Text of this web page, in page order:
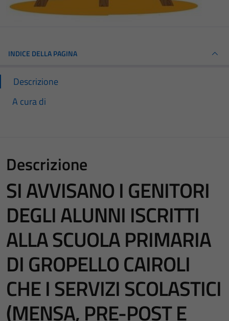
INDICE DELLA PAGINA
Descrizione
A cura di
Descrizione
SI AVVISANO I GENITORI
DEGLI ALUNNI ISCRITTI
ALLA SCUOLA PRIMARIA
DI GROPELLO CAIROLI
CHE I SERVIZI SCOLASTICI
(MENSA, PRE-POST E